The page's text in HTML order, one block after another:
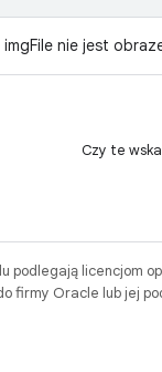
imgFile nie jest
Czy te
podlegają licencjom
firmy Oracle lub jej